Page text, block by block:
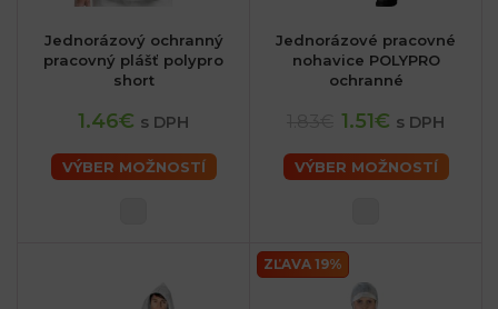
Jednorázový ochranný
pracovný plášť polypro
short
1.46€ s DPH
VÝBER MOŽNOSTÍ
Jednorázové pracovné
nohavice POLYPRO
ochranné
1.51€ s DPH
VÝBER MOŽNOSTÍ
ZĽAVA 19%